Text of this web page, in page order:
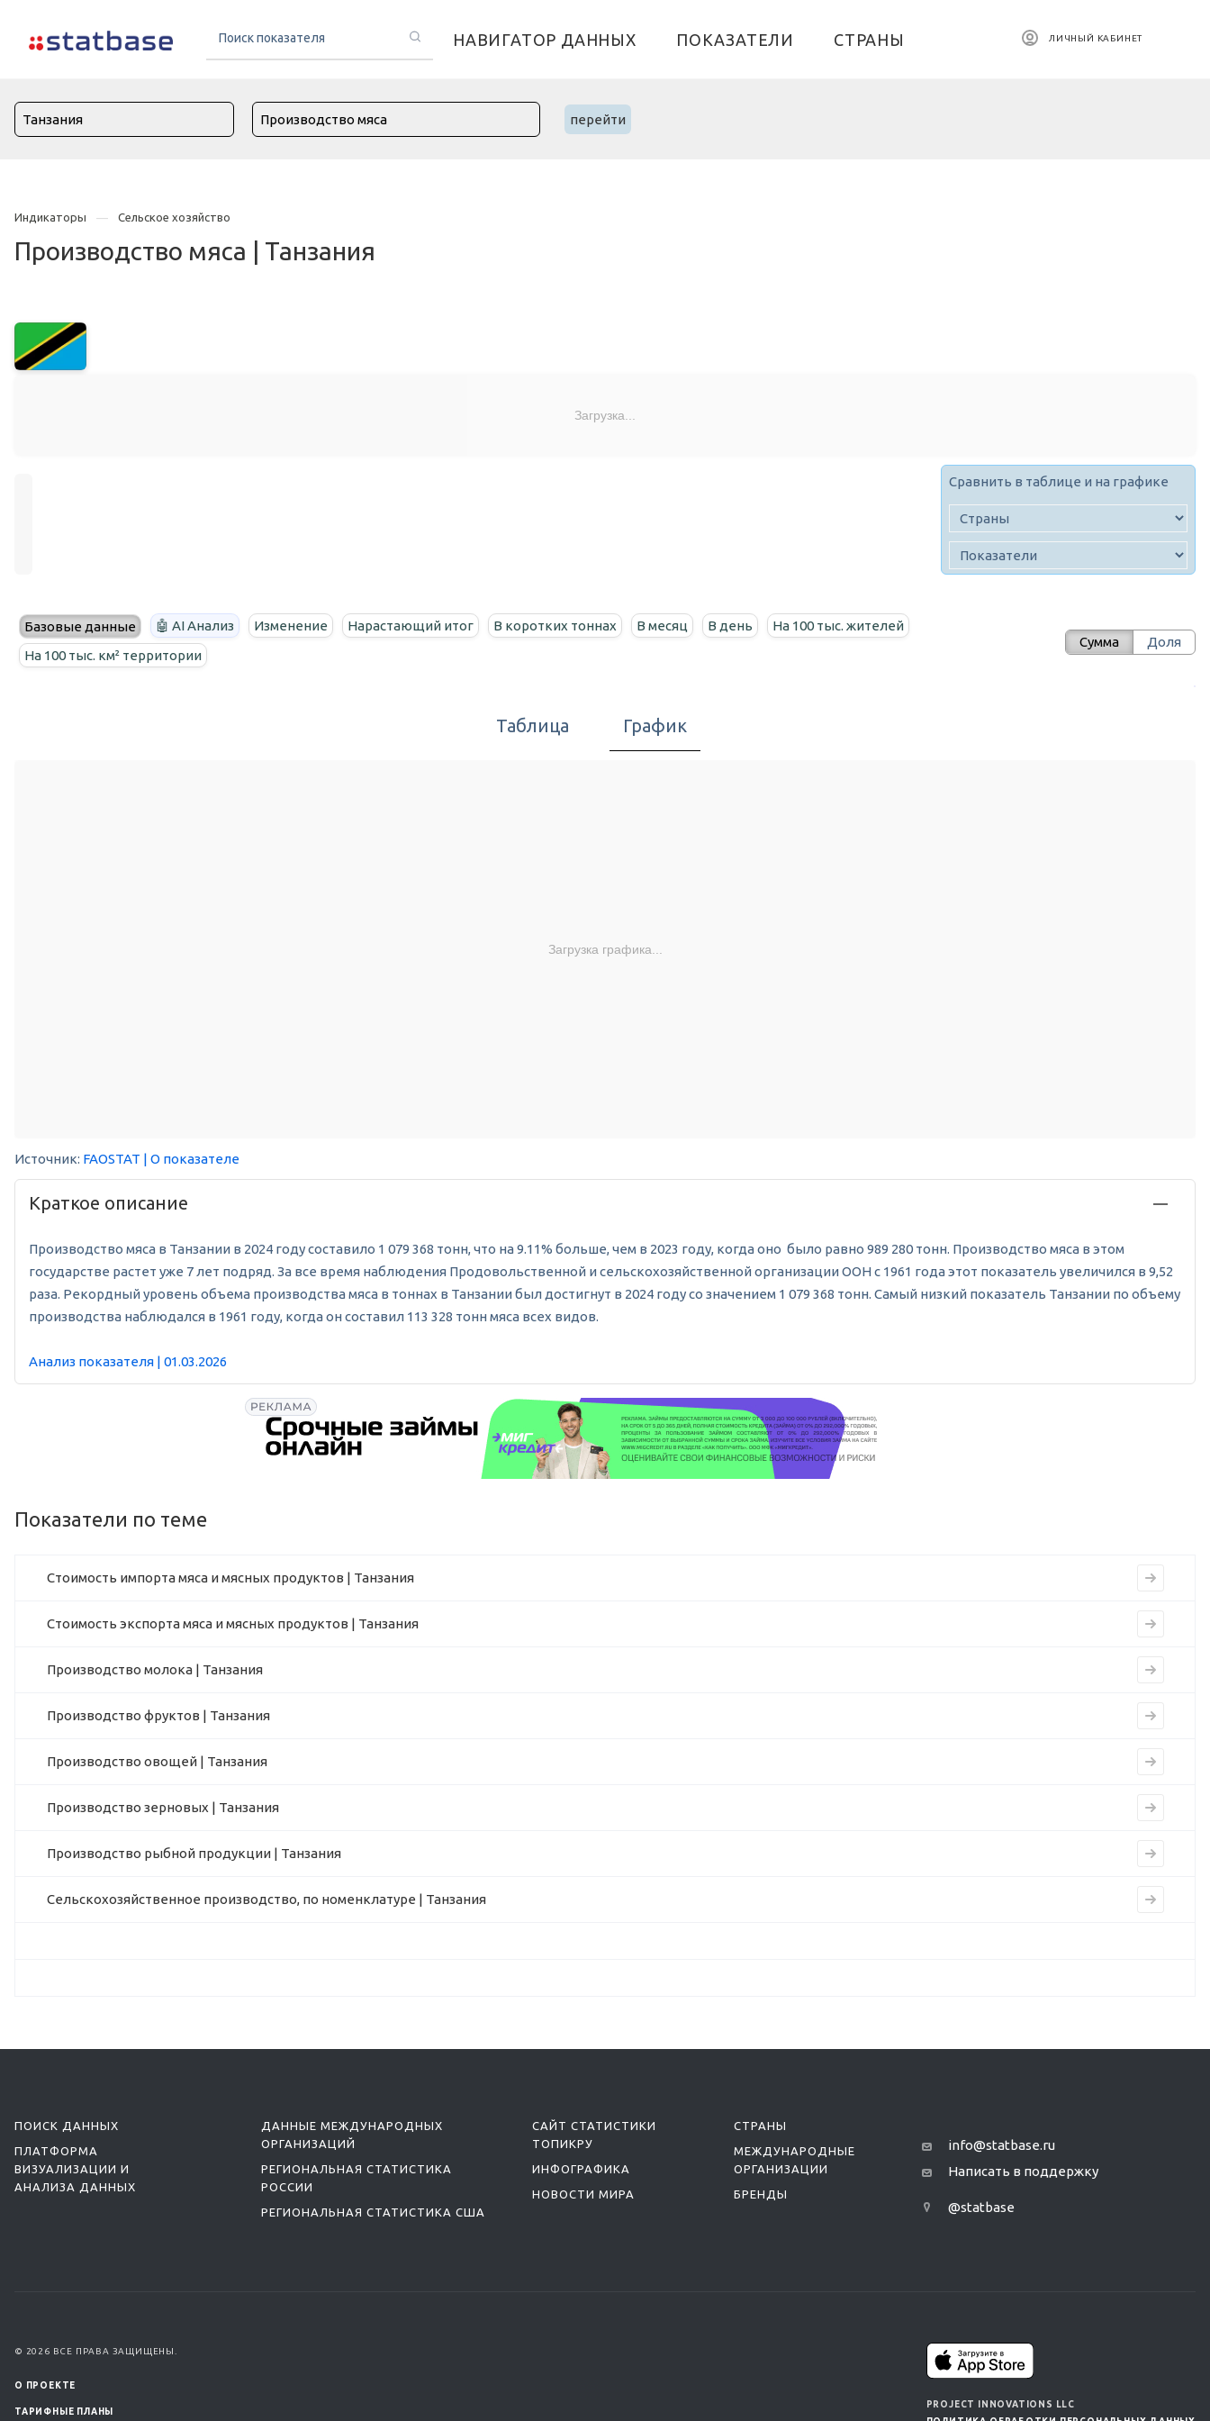
НАВИГАТОР ДАННЫХ ПОКАЗАТЕЛИ СТРАНЫ ЛИЧНЫЙ КАБИНЕТ
перейти
Индикаторы Сельское хозяйство
Производство мяса | Танзания
Загрузка...
Сравнить в таблице и на графике
Базовые данные 🤖 AI Анализ Изменение Нарастающий итог В коротких тоннах В месяц В день
На 100 тыс. жителей
На 100 тыс. км² территории
Сумма Доля
Таблица График
Загрузка графика...
Источник: FAOSTAT | О показателе
Краткое описание
Производство мяса в Танзании в 2024 году составило 1 079 368 тонн, что на 9.11% больше, чем в 2023 году, когда оно было равно 989 280 тонн. Производство мяса в этом
государстве растет уже 7 лет подряд. За все время наблюдения Продовольственной и сельскохозяйственной организации ООН с 1961 года этот показатель увеличился в 9,52
раза. Рекордный уровень объема производства мяса в тоннах в Танзании был достигнут в 2024 году со значением 1 079 368 тонн. Самый низкий показатель Танзании по объему
производства наблюдался в 1961 году, когда он составил 113 328 тонн мяса всех видов.
Анализ показателя | 01.03.2026
Показатели по теме
Стоимость импорта мяса и мясных продуктов | Танзания
Стоимость экспорта мяса и мясных продуктов | Танзания
Производство молока | Танзания
Производство фруктов | Танзания
Производство овощей | Танзания
Производство зерновых | Танзания
Производство рыбной продукции | Танзания
Сельскохозяйственное производство, по номенклатуре | Танзания
ПОИСК ДАННЫХ
ПЛАТФОРМА
ВИЗУАЛИЗАЦИИ И
АНАЛИЗА ДАННЫХ
ДАННЫЕ МЕЖДУНАРОДНЫХ
ОРГАНИЗАЦИЙ
РЕГИОНАЛЬНАЯ СТАТИСТИКА
РОССИИ
РЕГИОНАЛЬНАЯ СТАТИСТИКА США
САЙТ СТАТИСТИКИ
ТОПИКРУ
ИНФОГРАФИКА
НОВОСТИ МИРА
СТРАНЫ
МЕЖДУНАРОДНЫЕ
ОРГАНИЗАЦИИ
БРЕНДЫ
info@statbase.ru
Написать в поддержку
@statbase
PROJECT INNOVATIONS LLC
© 2026 ВСЕ ПРАВА ЗАЩИЩЕНЫ.
О ПРОЕКТЕ
ТАРИФНЫЕ ПЛАНЫ